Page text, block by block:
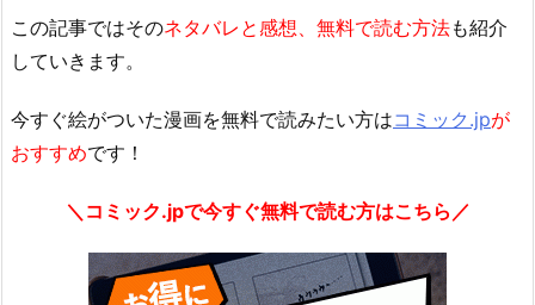
この記事ではそのネタバレと感想、無料で読む方法も紹介
していきます。
今すぐ絵がついた漫画を無料で読みたい方はコミック.jpが
おすすめです！
＼コミック.jpで今すぐ無料で読む方はこちら／